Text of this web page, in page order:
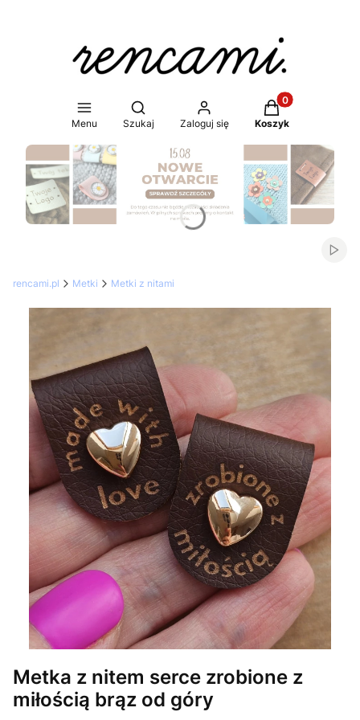
Menu
Otwórz wyszukiwarkę
Szukaj Zaloguj się
Produkty w
Koszyk
Naciśnij Enter lub spację, aby otworzyć stronę.
rencami.pl Metki Metki z nitami
Metka z nitem serce zrobione z
miłością brąz od góry